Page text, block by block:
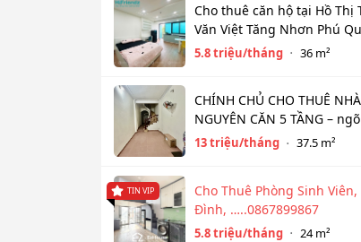
Cho thuê căn hộ tại Hồ Thị
Văn Việt Tăng Nhơn Phú
9(cũ) Thủ Đức giá 5,8tr diện
5.8 triệu/tháng 36 m²
CHÍNH CHỦ CHO THUÊ NHÀ
NGUYÊN CĂN 5 TẦNG –
Đồng Cổ, Tây Hồ
13 triệu/tháng 37.5 m²
TIN VIP
Cho Thuê Phòng Sinh Viên,
Đình, …..0867899867
5.8 triệu/tháng 24 m²